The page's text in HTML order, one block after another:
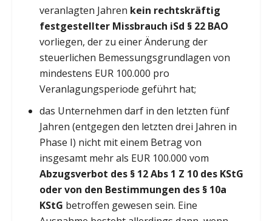
veranlagten Jahren kein rechtskräftig
festgestellter Missbrauch iSd § 22 BAO
vorliegen, der zu einer Änderung der
steuerlichen Bemessungsgrundlagen von
mindestens EUR 100.000 pro
Veranlagungsperiode geführt hat;
das Unternehmen darf in den letzten fünf
Jahren (entgegen den letzten drei Jahren in
Phase I) nicht mit einem Betrag von
insgesamt mehr als EUR 100.000 vom
Abzugsverbot des § 12 Abs 1 Z 10 des KStG
oder von den Bestimmungen des § 10a
KStG betroffen gewesen sein. Eine